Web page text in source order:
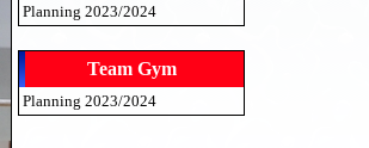
Planning 2023/2024
Team Gym
Planning 2023/2024